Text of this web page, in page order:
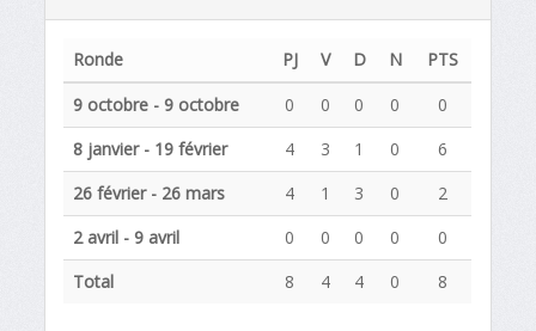
Ronde PJ V D N
PTS
9 octobre - 9 octobre
0 0 0 0
0
8 janvier - 19 février
4 3 1 0
6
26 février - 26 mars
4 1 3 0
2
2 avril - 9 avril
0 0 0 0
0
Total
8 4 4 0 8